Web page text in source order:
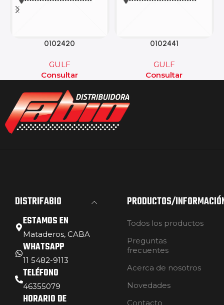
0102420
GULF
Consultar
0102441
GULF
Consultar
DISTRIFABIO
ESTAMOS EN
Mataderos, CABA
WHATSAPP
11 5482-9113
TELÉFONO
46355079
HORARIO DE
PRODUCTOS/
Todos los productos
Preguntas
frecuentes
Acerca de nosotros
Novedades
Contacto